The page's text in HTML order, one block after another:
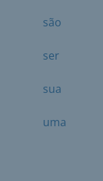
são
ser
sua
uma